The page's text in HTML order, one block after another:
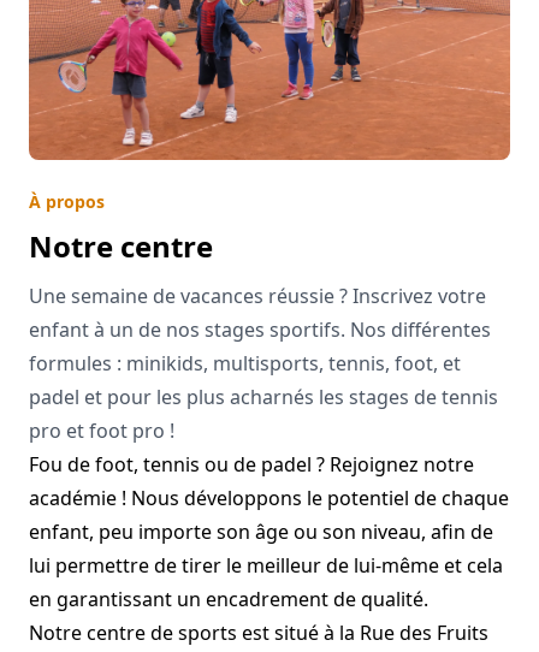
À propos
Notre centre
Une semaine de vacances réussie ? Inscrivez votre
enfant à un de nos stages sportifs. Nos différentes
formules : minikids, multisports, tennis, foot, et
padel et pour les plus acharnés les stages de tennis
pro et foot pro !
Fou de foot, tennis ou de padel ? Rejoignez notre
académie ! Nous développons le potentiel de chaque
enfant, peu importe son âge ou son niveau, afin de
lui permettre de tirer le meilleur de lui-même et cela
en garantissant un encadrement de qualité.
Notre centre de sports est situé à la Rue des Fruits